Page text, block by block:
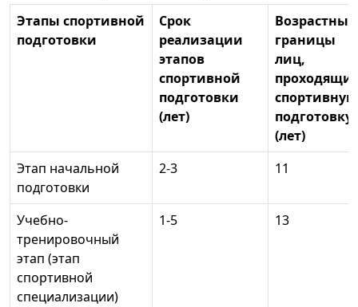
Этапы спортивной
подготовки
Срок
реализации
этапов
спортивной
подготовки
(лет)
Возрастные
границы
лиц,
спортивную
подготовку
(лет)
Этап начальной
подготовки
2-3 11
Учебно-
тренировочный
этап (этап
спортивной
специализации)
1-5 13